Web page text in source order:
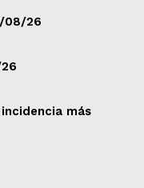
08/26
más